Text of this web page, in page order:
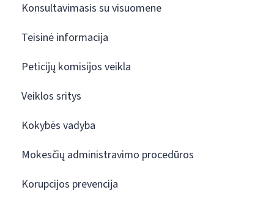
Konsultavimasis su visuomene
Teisinė informacija
Peticijų komisijos veikla
Veiklos sritys
Kokybės vadyba
Mokesčių administravimo procedūros
Korupcijos prevencija